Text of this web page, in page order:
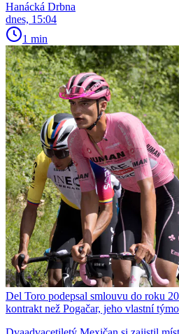
Hanácká Drbna
dnes, 15:04
1 min
Del Toro podepsal smlouvu do roku
kontrakt než Pogačar, jeho vlastní